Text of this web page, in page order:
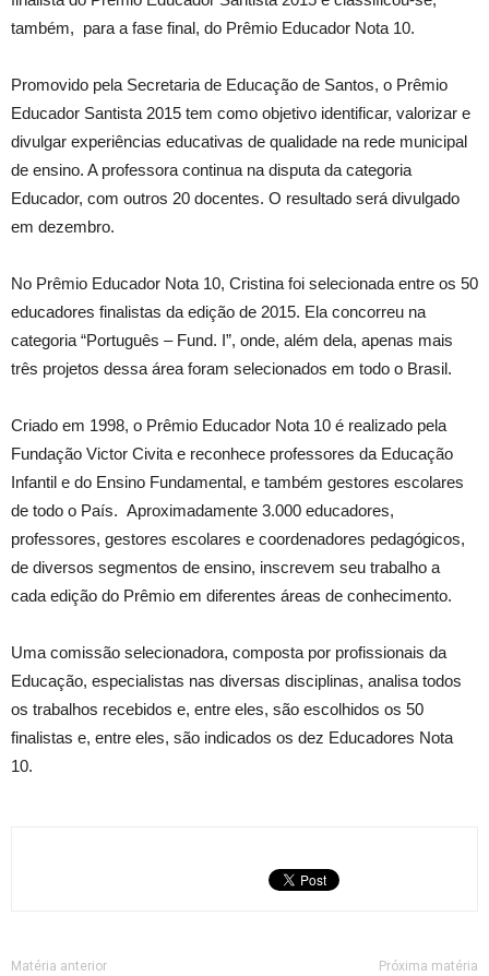
também, para a fase final, do Prêmio Educador Nota 10.
Promovido pela Secretaria de Educação de Santos, o Prêmio
Educador Santista 2015 tem como objetivo identificar, valorizar e
divulgar experiências educativas de qualidade na rede municipal
de ensino. A professora continua na disputa da categoria
Educador, com outros 20 docentes. O resultado será divulgado
em dezembro.
No Prêmio Educador Nota 10, Cristina foi selecionada entre os 50
educadores finalistas da edição de 2015. Ela concorreu na
categoria “Português – Fund. I”, onde, além dela, apenas mais
três projetos dessa área foram selecionados em todo o Brasil.
Criado em 1998, o Prêmio Educador Nota 10 é realizado pela
Fundação Victor Civita e reconhece professores da Educação
Infantil e do Ensino Fundamental, e também gestores escolares
de todo o País. Aproximadamente 3.000 educadores,
professores, gestores escolares e coordenadores pedagógicos,
de diversos segmentos de ensino, inscrevem seu trabalho a
cada edição do Prêmio em diferentes áreas de conhecimento.
Uma comissão selecionadora, composta por profissionais da
Educação, especialistas nas diversas disciplinas, analisa todos
os trabalhos recebidos e, entre eles, são escolhidos os 50
finalistas e, entre eles, são indicados os dez Educadores Nota
10.
Matéria anterior Próxima matéria